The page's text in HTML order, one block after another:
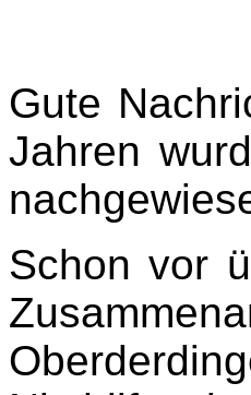
Gute
Jahren
Schon vor